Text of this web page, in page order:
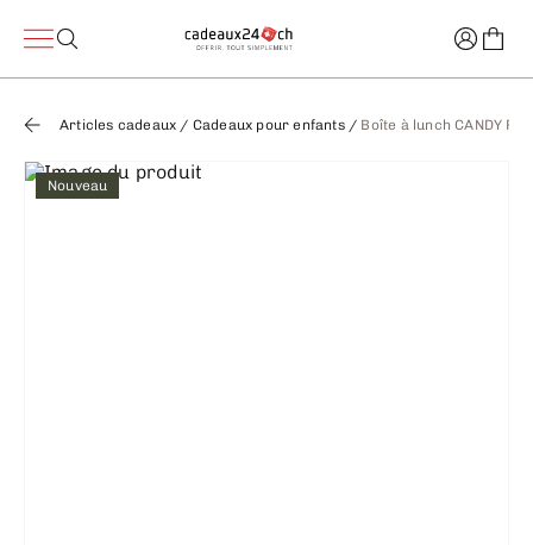
Articles cadeaux / Cadeaux pour enfants/ Boîte à lunch CANDY
Nouveau